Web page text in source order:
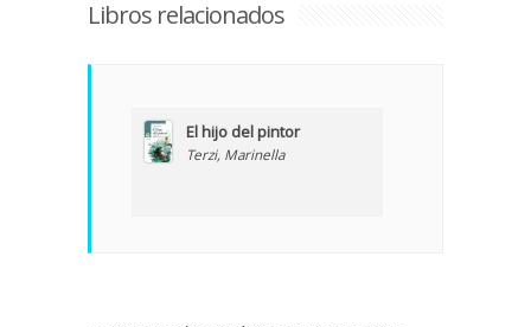
Libros relacionados
El hijo del pintor
Terzi, Marinella